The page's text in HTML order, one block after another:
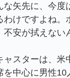
な矢先に、今
わけですよね
不安が拭えな
スターは、米
を中心に男性